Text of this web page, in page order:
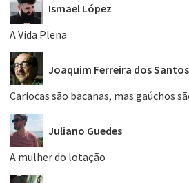
Ismael López
A Vida Plena
Joaquim Ferreira dos Santos
Cariocas são bacanas, mas gaúchos
Juliano Guedes
A mulher do lotação